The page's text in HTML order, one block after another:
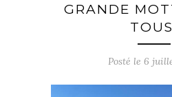
GRANDE
Posté le 6